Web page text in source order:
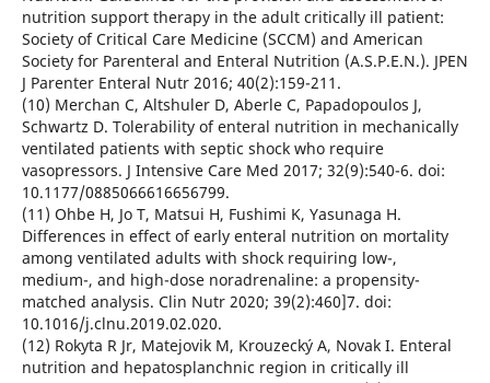
nutrition support therapy in the adult critically ill patient:
Society of Critical Care Medicine (SCCM) and American
Society for Parenteral and Enteral Nutrition (A.S.P.E.N.). JPEN
J Parenter Enteral Nutr 2016; 40(2):159-211.
(10) Merchan C, Altshuler D, Aberle C, Papadopoulos J,
Schwartz D. Tolerability of enteral nutrition in mechanically
ventilated patients with septic shock who require
vasopressors. J Intensive Care Med 2017; 32(9):540-6. doi:
10.1177/0885066616656799.
(11) Ohbe H, Jo T, Matsui H, Fushimi K, Yasunaga H.
Differences in effect of early enteral nutrition on mortality
among ventilated adults with shock requiring low-,
medium-, and high-dose noradrenaline: a propensity-
matched analysis. Clin Nutr 2020; 39(2):460]7. doi:
10.1016/j.clnu.2019.02.020.
(12) Rokyta R Jr, Matejovik M, Krouzecký A, Novak I. Enteral
nutrition and hepatosplanchnic region in critically ill